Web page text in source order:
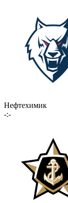
Нефтехимик
-:-